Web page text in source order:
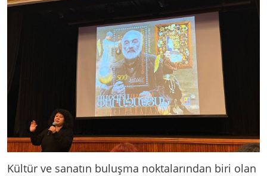
Kültür ve sanatın buluşma noktalarından biri olan